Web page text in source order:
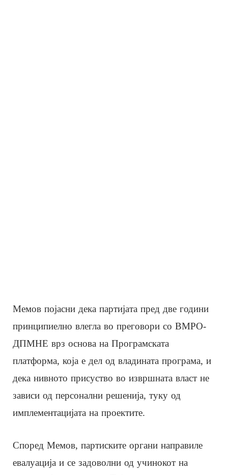
Мемов појасни дека партијата пред две години
принципиелно влегла во преговори со ВМРО-
ДПМНЕ врз основа на Програмската
платформа, која е дел од владината програма, и
дека нивното присуство во извршната власт не
зависи од персонални решенија, туку од
имплементацијата на проектите.
Според Мемов, партиските органи направиле
евалуација и се задоволни од учинокот на